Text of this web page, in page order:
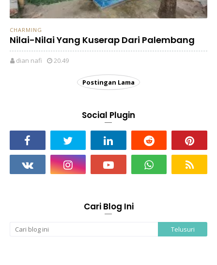
CHARMING
Nilai-Nilai Yang Kuserap Dari Palembang
dian nafi 20.49
Postingan Lama
Social Plugin
Cari Blog Ini